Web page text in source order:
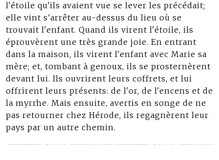
l'étoile qu'ils avaient vue se lever les précédait;
elle vint s'arrêter au-dessus du lieu où se
trouvait l'enfant. Quand ils virent l'étoile, ils
éprouvèrent une très grande joie. En entrant
dans la maison, ils virent l'enfant avec Marie sa
mère; et, tombant à genoux, ils se prosternèrent
devant lui. Ils ouvrirent leurs coffrets, et lui
offrirent leurs présents: de l'or, de l'encens et de
la myrrhe. Mais ensuite, avertis en songe de ne
pas retourner chez Hérode, ils regagnèrent leur
pays par un autre chemin.